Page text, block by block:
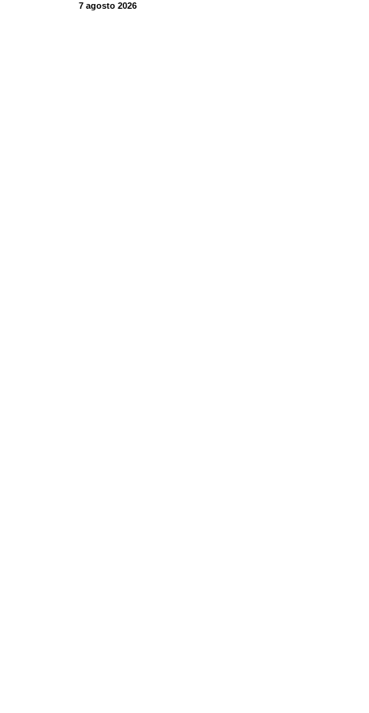
7 agosto 2026